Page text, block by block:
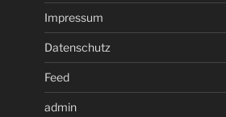
Impressum
Datenschutz
Feed
admin